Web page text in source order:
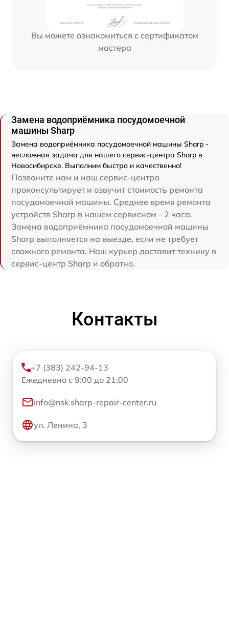
Вы можете ознакомиться с сертификатом
мастера
Замена водоприёмника посудомоечной
машины Sharp
Замена водоприёмника посудомоечной машины Sharp -
несложная задача для нашего сервис-центра Sharp в
Новосибирске. Выполним быстро и качественно!
Позвоните нам и наш сервис-центра
проконсультирует и озвучит стоимость ремонта
посудомоечной машины. Среднее время ремонта
устройств Sharp в нашем сервисном - 2 часа.
Замена водоприёмника посудомоечной машины
Sharp выполняется на выезде, если не требует
сложного ремонта. Наш курьер доставит технику в
сервис-центр Sharp и обратно.
Контакты
+7 (383) 242-94-13
Ежедневно с 9:00 до 21:00
info@nsk.sharp-repair-center.ru
ул. Ленина, 3